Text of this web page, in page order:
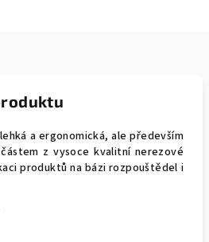
a ergonomická, ale především
z vysoce kvalitní nerezové
produktů na bázi rozpouštědel i